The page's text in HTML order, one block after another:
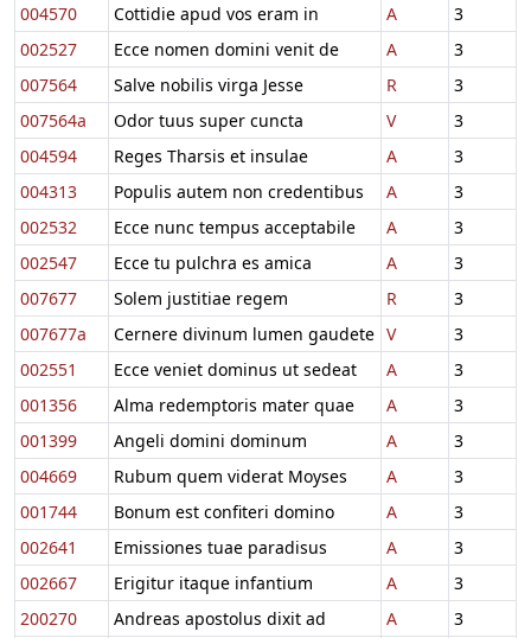
004570
Cottidie apud vos eram in A
3
002527
Ecce nomen domini venit de A
3
007564
Salve nobilis virga Jesse R
3
007564a
Odor tuus super cuncta V
3
004594
Reges Tharsis et insulae A
3
004313
Populis autem non credentibus A
3
002532
Ecce nunc tempus acceptabile A
3
002547
Ecce tu pulchra es amica A
3
007677
Solem justitiae regem R
3
007677a
Cernere divinum lumen gaudete V
3
002551
Ecce veniet dominus ut sedeat A
3
001356
Alma redemptoris mater quae A
3
001399
Angeli domini dominum A
3
004669
Rubum quem viderat Moyses A
3
001744
Bonum est confiteri domino A
3
002641
Emissiones tuae paradisus A
3
002667
Erigitur itaque infantium A
3
200270
Andreas apostolus dixit ad A
3